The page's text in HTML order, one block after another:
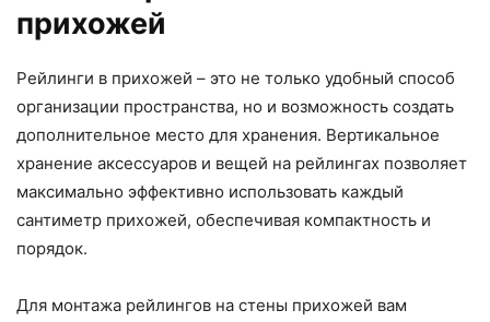
прихожей
Рейлинги в прихожей – это не только удобный способ
организации пространства, но и возможность создать
дополнительное место для хранения. Вертикальное
хранение аксессуаров и вещей на рейлингах позволяет
максимально эффективно использовать каждый
сантиметр прихожей, обеспечивая компактность и
порядок.
Для монтажа рейлингов на стены прихожей вам